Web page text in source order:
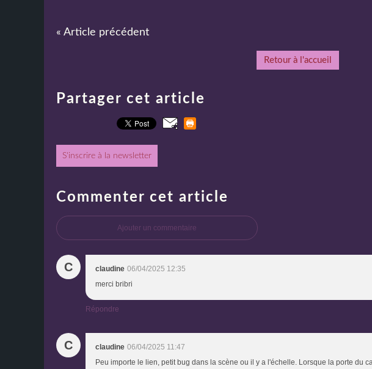
« Article précédent
Retour à l'accueil
Partager cet article
S'inscrire à la newsletter
Commenter cet article
Ajouter un commentaire
C claudine 06/04/2025 12:35
merci bribri
Répondre
C claudine 06/04/2025 11:47
Peu importe le lien, petit bug dans la scène ou il y a l'échelle. Lorsque la porte du